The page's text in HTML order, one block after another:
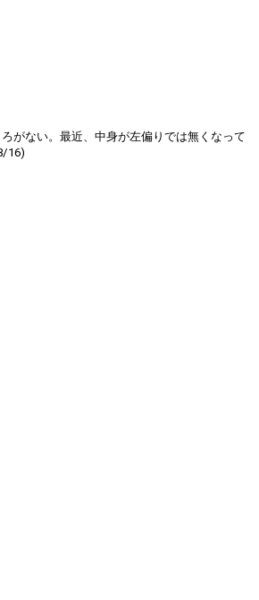
がない。最近、中身が左偏りでは無くなって
16)